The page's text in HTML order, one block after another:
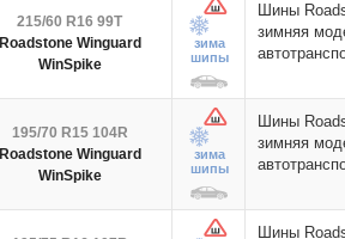
215/60 R16 99T
Roadstone Winguard
WinSpike
зима
шипы
Шины
зимняя
195/70 R15 104R
Roadstone Winguard
WinSpike
зима
шипы
Шины
зимняя
Шины